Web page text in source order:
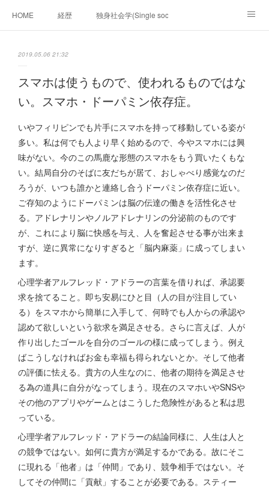
HOME 経歴 独身社会学(Single sociology)と高齢化社会学
移動出来て、工場で作る建物。未来２１００研究所
「心神の夢想２０２０」 フィリピンマンションは買うべきでは無い理由は全
海外生活の掟
フィリピンの問題点 フィリピンの歴史
フィリピン経済談義 ファッションを考える 漫画
未来２１００研究所他のアイデアマニラ男の手料理 総集編
https://globalclub.amebaownd.com/
2019.05.06 21:32
スマホは使うもので、使われるものではな
い。スマホ・ドーパミン依存症。
いやフィリピンでも片手にスマホを持って移動している姿が
多い。私は何でも人より早く始めるので、今やスマホには興
味がない。今のこの馬鹿な形態のスマホをもう買いたくもな
い。結局自分のそばに友だちが居て、おしゃべり感覚なのだ
ろうが、いつも誰かと連絡し合うドーパミン依存症に近い。
ご存知のようにドーパミンは脳の伝達の働きを活性化させ
る。アドレナリンやノルアドレナリンの分泌前のものです
が、これにより脳に快感を与え、人を奮起させる事が出来ま
すが、逆に異常になりすぎると「脳内麻薬」に成ってしまい
ます。
心理学者アルフレッド・アドラーの言葉を借りれば、承認要
求を捨てること。即ち安易にひと目（人の目が注目してい
る）をスマホから簡単に入手して、何時でも人からの承認や
認めて欲しいという欲求を満足させる。さらに言えば、人が
作り出したゴールを自分のゴールの様に成ってしまう。例え
ばこうしなければお金も幸福も得られないとか。そして他者
の評価に怯える。貴方の人生なのに、他者の期待を満足させ
る為の道具に自分がなってしまう。現在のスマホいやSNSや
その他のアプリやゲームとはこうした危険性があると私は思
っている。
心理学者アルフレッド・アドラーの結論同様に、人生は人と
の競争ではない。如何に貴方が満足するかである。故にそこ
に現れる「他者」は「仲間」であり、競争相手ではない。そ
してその仲間に「貢献」することが必要である。スティー